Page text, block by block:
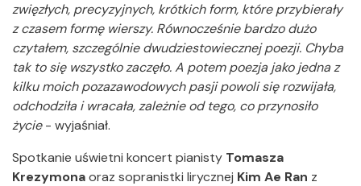
zwięzłych, precyzyjnych, krótkich form, które przybierały
z czasem formę wierszy. Równocześnie bardzo dużo
czytałem, szczególnie dwudziestowiecznej poezji. Chyba
tak to się wszystko zaczęło. A potem poezja jako jedna z
kilku moich pozazawodowych pasji powoli się rozwijała,
odchodziła i wracała, zależnie od tego, co przynosiło
życie- wyjaśniał.
Spotkanie uświetni koncert pianisty Tomasza
Krezymonaoraz sopranistki lirycznej Kim Ae Ran z